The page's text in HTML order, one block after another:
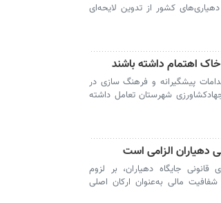
کشور از تدوین لایحه‌ای
اهتمام داشته باشند
پیشگیرانه و فرهنگ سازی در
شهرستان تعامل داشته
دهیاران الزامی است
جایگاه دهیاران، بر لزوم
مالی به‌عنوان ارکان اصلی